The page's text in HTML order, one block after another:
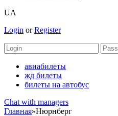
UA
Login orRegister
авиабилеты
жд билеты
билеты на автобус
Chat with managers
Главная»Нюрнберг